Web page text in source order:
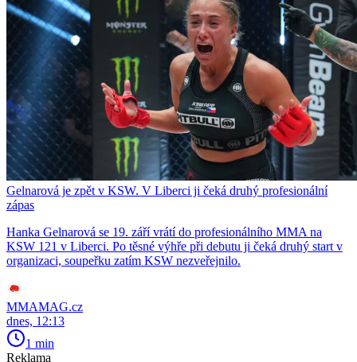
Gelnarová je zpět v KSW. V Liberci ji čeká druhý profesionální
zápas
Hanka Gelnarová se 19. září vrátí do profesionálního MMA na
KSW 121 v Liberci. Po těsné výhře při debutu ji čeká druhý start v
organizaci, soupeřku zatím KSW nezveřejnilo.
MMAMAG.cz
dnes, 12:13
1 min
Reklama